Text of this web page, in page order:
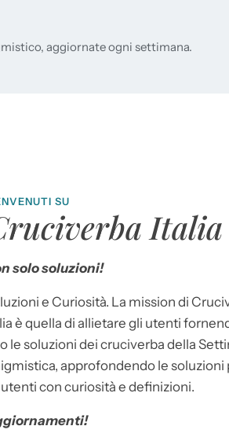
aggiornate ogni settimana.
SU
Italia
solo soluzioni!
e Curiosità. La mission di
è quella di allietare gli utenti
le soluzioni dei cruciverba della
approfondendo le soluzioni
con curiosità e definizioni.